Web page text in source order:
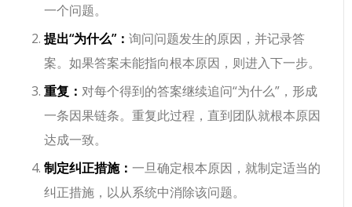
一个问题。
提出“为什么”：询问问题发生的原因，并记录答
案。如果答案未能指向根本原因，则进入下一步。
重复：对每个得到的答案继续追问“为什么”，形成
一条因果链条。重复此过程，直到团队就根本原因
达成一致。
制定纠正措施：一旦确定根本原因，就制定适当的
纠正措施，以从系统中消除该问题。